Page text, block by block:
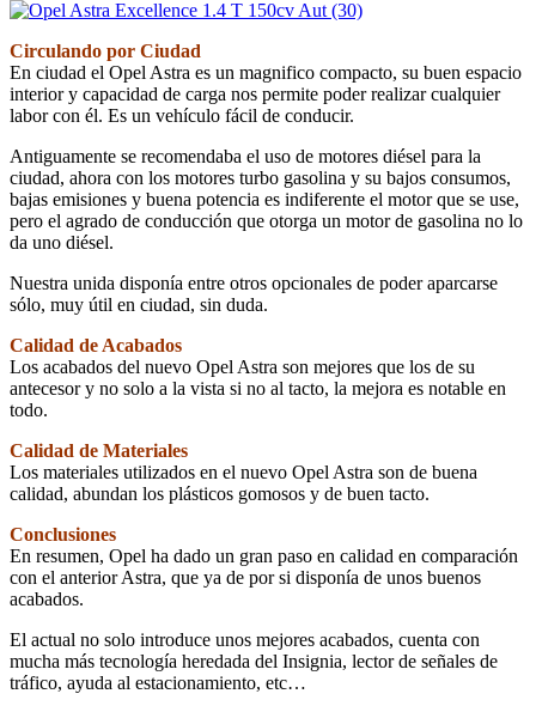
Circulando por Ciudad
En ciudad el Opel Astra es un magnifico compacto, su buen espacio
interior y capacidad de carga nos permite poder realizar cualquier
labor con él. Es un vehículo fácil de conducir.
Antiguamente se recomendaba el uso de motores diésel para la
ciudad, ahora con los motores turbo gasolina y su bajos consumos,
bajas emisiones y buena potencia es indiferente el motor que se use,
pero el agrado de conducción que otorga un motor de gasolina no lo
da uno diésel.
Nuestra unida disponía entre otros opcionales de poder aparcarse
sólo, muy útil en ciudad, sin duda.
Calidad de Acabados
Los acabados del nuevo Opel Astra son mejores que los de su
antecesor y no solo a la vista si no al tacto, la mejora es notable en
todo.
Calidad de Materiales
Los materiales utilizados en el nuevo Opel Astra son de buena
calidad, abundan los plásticos gomosos y de buen tacto.
Conclusiones
En resumen, Opel ha dado un gran paso en calidad en comparación
con el anterior Astra, que ya de por si disponía de unos buenos
acabados.
El actual no solo introduce unos mejores acabados, cuenta con
mucha más tecnología heredada del Insignia, lector de señales de
tráfico, ayuda al estacionamiento, etc…